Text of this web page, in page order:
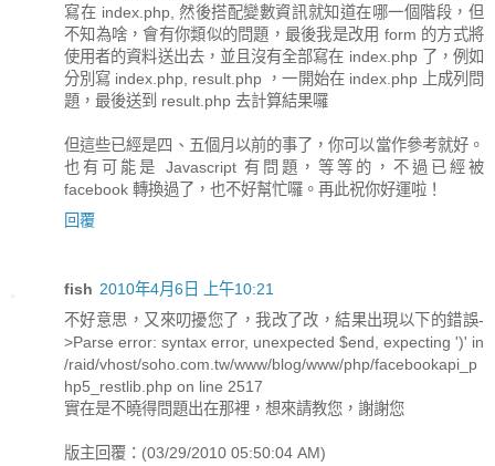
寫在 index.php, 然後搭配變數資訊就知道在哪一個階段，但
不知為啥，會有你類似的問題，最後我是改用 form 的方式將
使用者的資料送出去，並且沒有全部寫在 index.php 了，例如
分別寫 index.php, result.php ，一開始在 index.php 上成列問
題，最後送到 result.php 去計算結果囉
但這些已經是四、五個月以前的事了，你可以當作參考就好。
也有可能是 Javascript 有問題，等等的，不過已經被
facebook 轉換過了，也不好幫忙囉。再此祝你好運啦！
回覆
fish 2010年4月6日 上午10:21
不好意思，又來叨擾您了，我改了改，結果出現以下的錯誤-
>Parse error: syntax error, unexpected $end, expecting ')' in
/raid/vhost/soho.com.tw/www/blog/www/php/facebookapi_p
hp5_restlib.php on line 2517
實在是不曉得問題出在那裡，想來請教您，謝謝您
版主回覆：(03/29/2010 05:50:04 AM)